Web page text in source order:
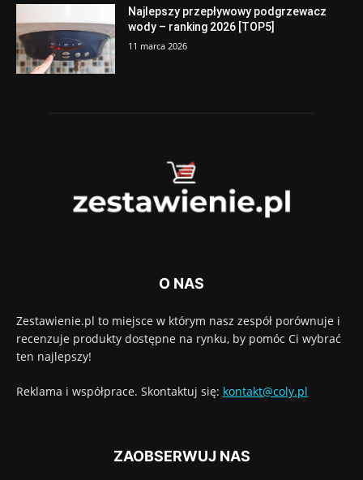
Najlepszy przepływowy podgrzewacz
wody – ranking 2026 [TOP5]
11 marca 2026
O NAS
Zestawienie.pl to miejsce w którym nasz zespół porównuje i
recenzuje produkty dostępne na rynku, by pomóc Ci wybrać
ten najlepszy!
Reklama i współprace. Skontaktuj się: kontakt@coly.pl
ZAOBSERWUJ NAS